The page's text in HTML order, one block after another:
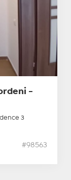
-
3
#98563